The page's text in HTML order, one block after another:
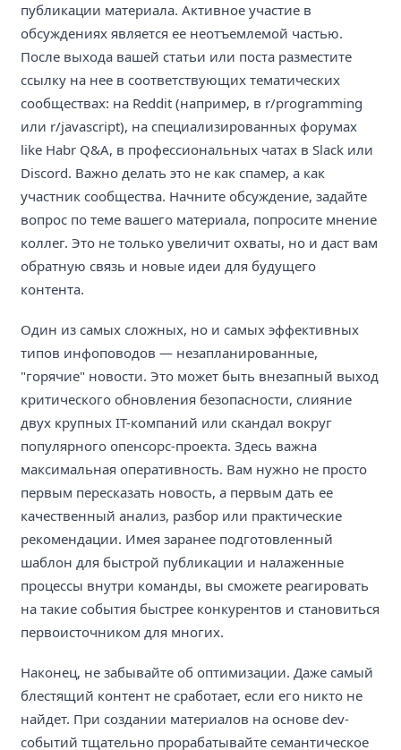
публикации материала. Активное участие в
обсуждениях является ее неотъемлемой частью.
После выхода вашей статьи или поста разместите
ссылку на нее в соответствующих тематических
сообществах: на Reddit (например, в r/programming
или r/javascript), на специализированных форумах
like Habr Q&A, в профессиональных чатах в Slack или
Discord. Важно делать это не как спамер, а как
участник сообщества. Начните обсуждение, задайте
вопрос по теме вашего материала, попросите мнение
коллег. Это не только увеличит охваты, но и даст вам
обратную связь и новые идеи для будущего
контента.
Один из самых сложных, но и самых эффективных
типов инфоповодов — незапланированные,
"горячие" новости. Это может быть внезапный выход
критического обновления безопасности, слияние
двух крупных IT-компаний или скандал вокруг
популярного опенсорс-проекта. Здесь важна
максимальная оперативность. Вам нужно не просто
первым пересказать новость, а первым дать ее
качественный анализ, разбор или практические
рекомендации. Имея заранее подготовленный
шаблон для быстрой публикации и налаженные
процессы внутри команды, вы сможете реагировать
на такие события быстрее конкурентов и становиться
первоисточником для многих.
Наконец, не забывайте об оптимизации. Даже самый
блестящий контент не сработает, если его никто не
найдет. При создании материалов на основе dev-
событий тщательно прорабатывайте семантическое